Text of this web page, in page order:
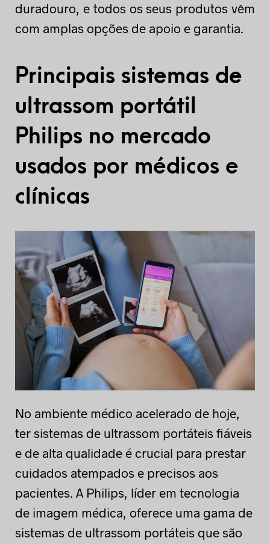
duradouro, e todos os seus produtos vêm
com amplas opções de apoio e garantia.
Principais sistemas de
ultrassom portátil
Philips no mercado
usados por médicos e
clínicas
No ambiente médico acelerado de hoje,
ter sistemas de ultrassom portáteis fiáveis
e de alta qualidade é crucial para prestar
cuidados atempados e precisos aos
pacientes. A Philips, líder em tecnologia
de imagem médica, oferece uma gama de
sistemas de ultrassom portáteis que são